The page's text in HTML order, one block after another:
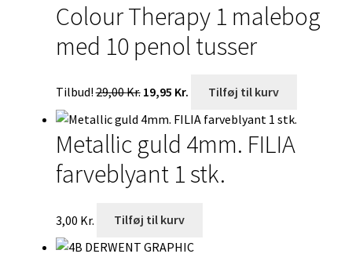
Colour Therapy 1 malebog
med 10 penol tusser
Tilbud!29,00Kr.
oprindelige
pris
var:
29,00 Kr..
19,95 Kr.
pris
er:
19,95 Kr..
Tilføj til kurv
Metallic guld 4mm. FILIA
farveblyant 1 stk.
3,00 Kr. Tilføj til kurv